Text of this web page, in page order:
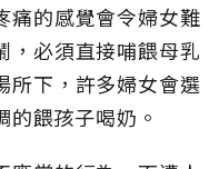
痛的感覺會令婦女難
，必須直接哺餵母乳
所下，許多婦女會選
餵孩子喝奶。